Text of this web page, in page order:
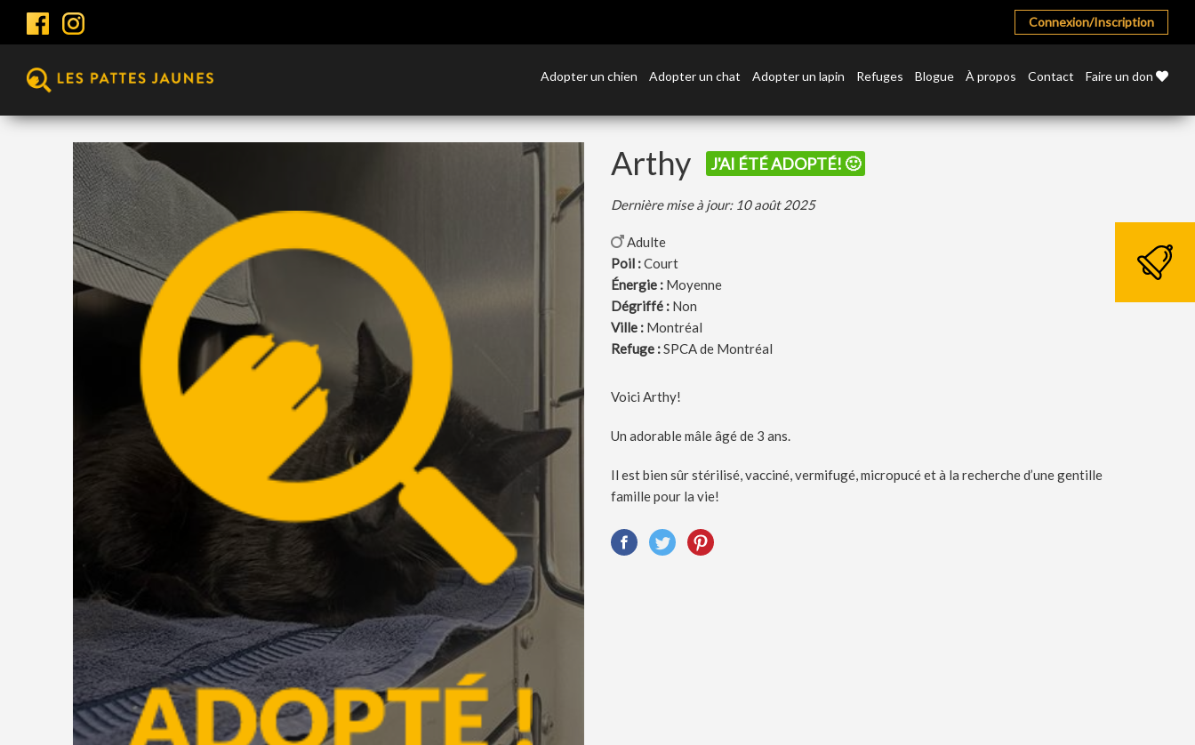
Connexion/Inscription
Adopter un chien Adopter un chat Adopter un lapin Refuges Blogue À propos Contact Faire un don
Arthy J'AI ÉTÉ ADOPTÉ! 🙂
Dernière mise à jour: 10 août 2025
Adulte
Poil :Court
Énergie : Moyenne
Dégriffé : Non
Ville : Montréal
Refuge :SPCA de Montréal
Voici Arthy!
Un adorable mâle âgé de 3 ans.
Il est bien sûr stérilisé, vacciné, vermifugé, micropucé et à la recherche d’une gentille
famille pour la vie!